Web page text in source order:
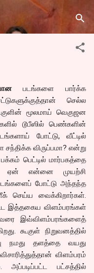
படங்களை பார்க்க
செல்ல
மூலமாய் வெகுஜன
டூபீஸில் பெண்களின்
போட்டு, வீட்டில்
விருப்பமா? என்று
பெட்டில் மார்பகத்தை
ஏன் என்னை முயற்சி
போட்டு அந்தந்த
செய்ய வைக்கிறார்கள்.
இத்தகைய விளம்பரங்கள்
வரை இவ்விளம்பரங்களைத்
கூகுள் நிறுவனத்தில்
நமது தளத்தை வயது
விளம்பரம்
அப்படிப்பட்ட பட்சத்தில்